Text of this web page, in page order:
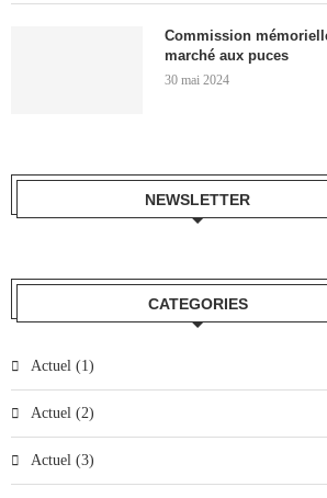
Commission
marché aux puces
30 mai 2024
NEWSLETTER
CATEGORIES
Actuel (1)
Actuel (2)
Actuel (3)